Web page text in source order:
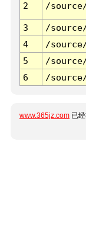
2 /
3 /
4
/
5
/
6
/
www.365jz.com 已